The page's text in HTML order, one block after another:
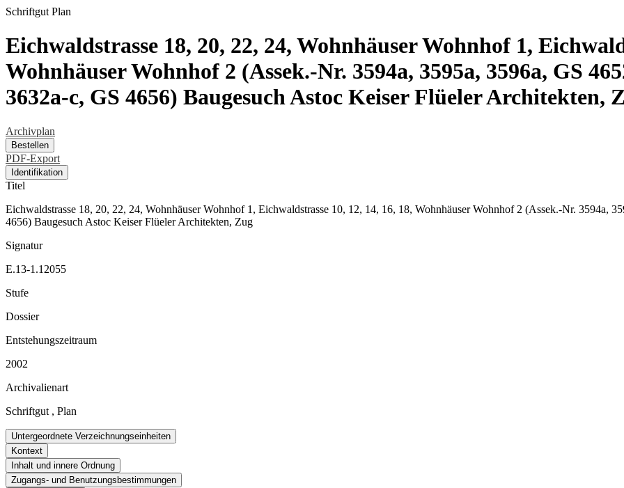
Schriftgut Plan
Eichwaldstrasse 18, 20, 22, 24, Wohnhäuser Wohnhof 1,
Wohnhäuser Wohnhof 2 (Assek.-Nr. 3594a, 3595a, 3596a, GS
3632a-c, GS 4656) Baugesuch Astoc Keiser Flüeler Architekten,
Archivplan
Bestellen
PDF-Export
Identifikation
Titel
Eichwaldstrasse 18, 20, 22, 24, Wohnhäuser Wohnhof 1, Eichwaldstrasse 10, 12, 14, 16, 18, Wohnhäuser Wohnhof 2 (Assek.-Nr. 3594a,
4656) Baugesuch Astoc Keiser Flüeler Architekten, Zug
Signatur
E.13-1.12055
Stufe
Dossier
Entstehungszeitraum
2002
Archivalienart
Schriftgut , Plan
Untergeordnete Verzeichnungseinheiten
Kontext
Inhalt und innere Ordnung
Zugangs- und Benutzungsbestimmungen